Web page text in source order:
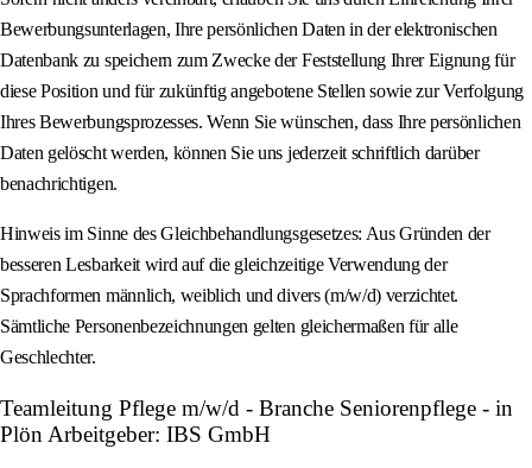
Bewerbungsunterlagen, Ihre persönlichen Daten in der elektronischen
Datenbank zu speichern zum Zwecke der Feststellung Ihrer Eignung für
diese Position und für zukünftig angebotene Stellen sowie zur Verfolgung
Ihres Bewerbungsprozesses. Wenn Sie wünschen, dass Ihre persönlichen
Daten gelöscht werden, können Sie uns jederzeit schriftlich darüber
benachrichtigen.
Hinweis im Sinne des Gleichbehandlungsgesetzes: Aus Gründen der
besseren Lesbarkeit wird auf die gleichzeitige Verwendung der
Sprachformen männlich, weiblich und divers (m/w/d) verzichtet.
Sämtliche Personenbezeichnungen gelten gleichermaßen für alle
Geschlechter.
Teamleitung Pflege m/w/d - Branche Seniorenpflege - in
Plön Arbeitgeber: IBS GmbH